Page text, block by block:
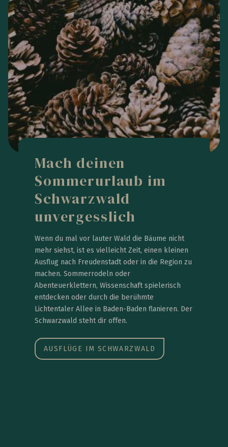
Mach deinen
Sommerurlaub im
Schwarzwald
unvergesslich
Wenn du mal vor lauter Wald die Bäume nicht
mehr siehst, ist es vielleicht Zeit, einen kleinen
Ausflug nach Freudenstadt oder in die Region zu
machen. Sommerrodeln oder
Abenteuerklettern, Wissenschaft spielerisch
entdecken oder durch die berühmte
Lichtentaler Allee in Baden-Baden flanieren. Der
Schwarzwald steht dir offen.
AUSFLÜGE IM SCHWARZWALD